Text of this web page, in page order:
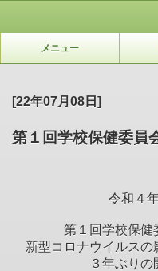
メニュー
[22年07月08日]
第１回学校保健委員
令和４
第１回学校保健
新型コロナウイルスの
３年ぶりの